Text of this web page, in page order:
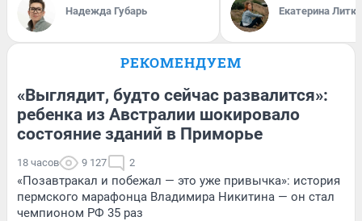
Надежда Губарь Екатерина
РЕКОМЕНДУЕМ
«Выглядит, будто сейчас развалится»:
ребенка из Австралии шокировало
состояние зданий в Приморье
18 часов 9 127 2
«Позавтракал и побежал — это уже привычка»: история
пермского марафонца Владимира Никитина — он стал
чемпионом РФ 35 раз